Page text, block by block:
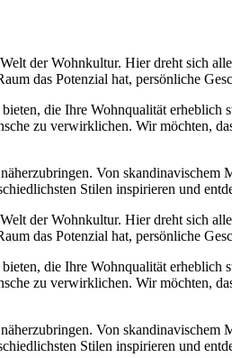
der Wohnkultur. Hier dreht sich
das Potenzial hat, persönliche
die Ihre Wohnqualität
zu verwirklichen. Wir möchten,
Von
Stilen inspirieren und
der Wohnkultur. Hier dreht sich
das Potenzial hat, persönliche
die Ihre Wohnqualität
zu verwirklichen. Wir möchten,
Von
Stilen inspirieren und